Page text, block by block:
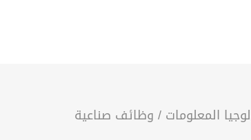
المعلومات / وظائف صناعية